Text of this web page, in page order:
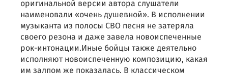
оригинальной версии автора слушатели
наименовали «очень душевной». В исполнении
музыканта из полосы СВО песня не затеряла
своего резона и даже завела новоиспеченные
рок-интонации.Иные бойцы также деятельно
исполняют новоиспеченную композицию, какая